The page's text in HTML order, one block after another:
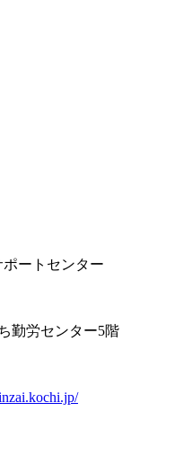
ートセンター
勤労センター5階